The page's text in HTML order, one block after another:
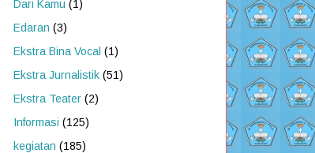
Dari Kamu (1)
Edaran (3)
Ekstra Bina Vocal (1)
Ekstra Jurnalistik (51)
Ekstra Teater (2)
Informasi (125)
kegiatan (185)